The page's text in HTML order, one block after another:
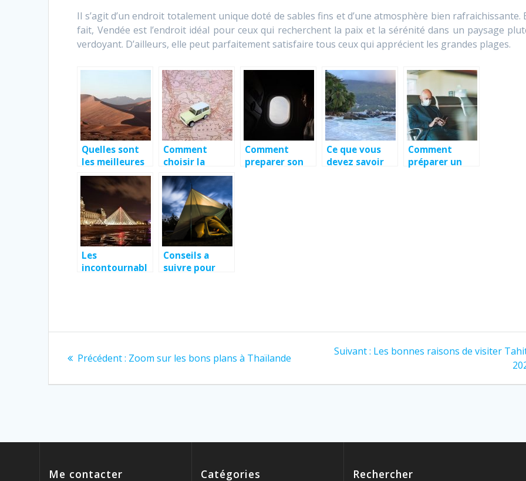
Il s’agit d’un endroit totalement unique doté de sables fins et d’une atmosphère bien rafraichissante.
fait, Vendée est l’endroit idéal pour ceux qui recherchent la paix et la sérénité dans un paysage
verdoyant. D’ailleurs, elle peut parfaitement satisfaire tous ceux qui apprécient les grandes plages.
Quelles sont
les meilleures
destinations
en Afrique ?
Comment
choisir la
bonne
destination
touristique
pour son
voyage ?
Comment
preparer son
Ce que vous
devez savoir
Comment
préparer un
Les
incontournabl
Conseils a
suivre pour
Précédent : Article
:
Zoom sur les bons plans à Thaïlande
Suivant : Article
Les bonnes raisons de visiter
Me contacter Catégories Rechercher